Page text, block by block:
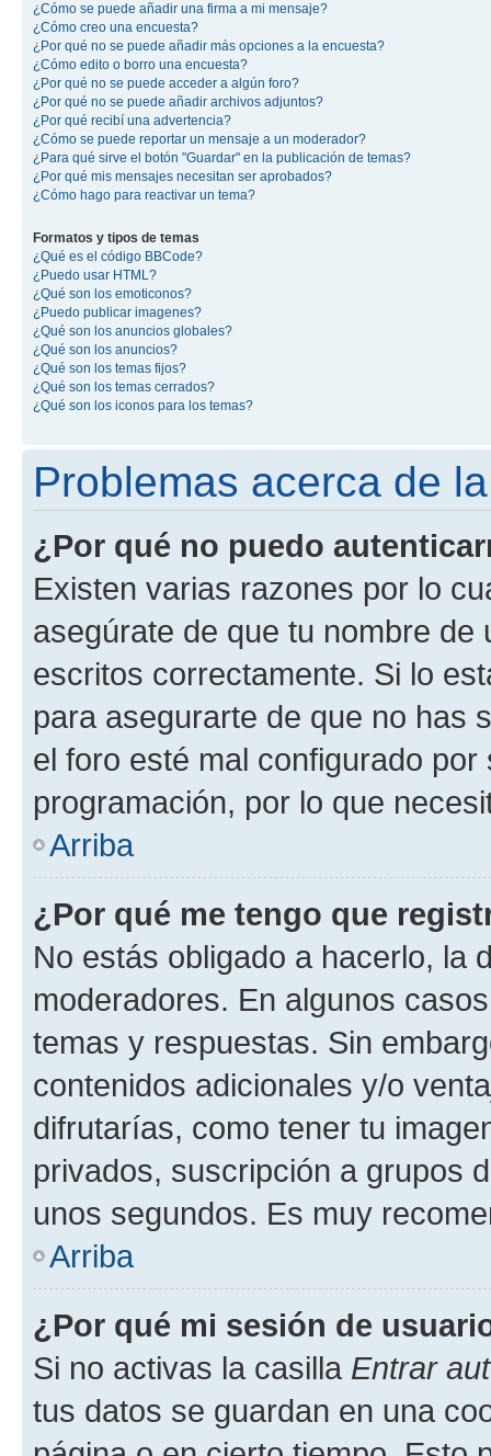
¿Cómo se puede añadir una firma a mi mensaje?
¿Cómo creo una encuesta?
¿Por qué no se puede añadir más opciones a la encuesta?
¿Cómo edito o borro una encuesta?
¿Por qué no se puede acceder a algún foro?
¿Por qué no se puede añadir archivos adjuntos?
¿Por qué recibí una advertencia?
¿Cómo se puede reportar un mensaje a un moderador?
¿Para qué sirve el botón "Guardar" en la publicación de temas?
¿Por qué mis mensajes necesitan ser aprobados?
¿Cómo hago para reactivar un tema?
Formatos y tipos de temas
¿Qué es el código BBCode?
¿Puedo usar HTML?
¿Qué son los emoticonos?
¿Puedo publicar imagenes?
¿Qué son los anuncios globales?
¿Qué son los anuncios?
¿Qué son los temas fijos?
¿Qué son los temas cerrados?
¿Qué son los iconos para los temas?
Problemas acerca de
¿Por qué no puedo
Existen varias razones por lo
asegúrate de que tu nombre
escritos correctamente. Si lo
para asegurarte de que no has
el foro esté mal configurado
programación, por lo que
Arriba
¿Por qué me tengo que
No estás obligado a hacerlo, la
moderadores. En algunos
temas y respuestas. Sin
contenidos adicionales y/o
difrutarías, como tener tu
privados, suscripción a grupos
unos segundos. Es muy
Arriba
¿Por qué mi sesión de
Si no activas la casilla Entrar
tus datos se guardan en una